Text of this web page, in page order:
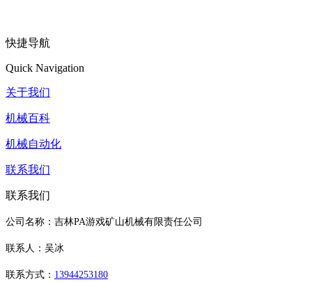
快捷导航
Quick Navigation
关于我们
机械百科
机械自动化
联系我们
联系我们
公司名称：吉林PA游戏矿山机械有限责任公司
联系人：吴冰
联系方式： 13944253180